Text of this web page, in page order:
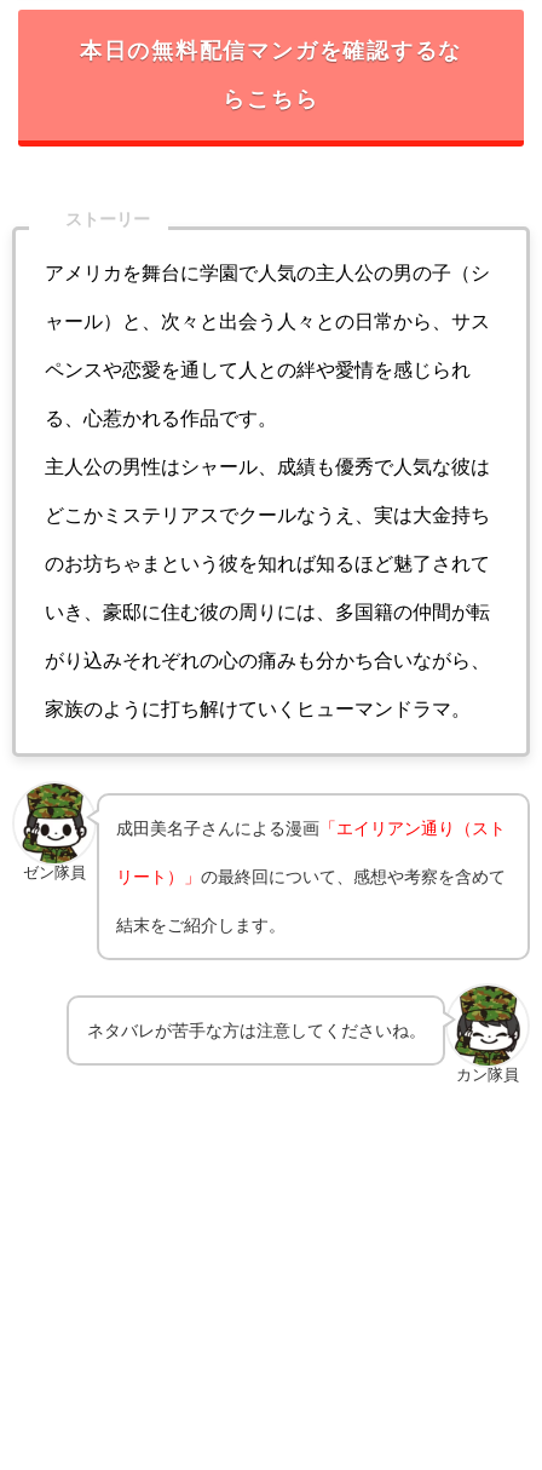
本日の無料配信マンガを確認するな
らこちら
ストーリー
アメリカを舞台に学園で人気の主人公の男の子（シ
ャール）と、次々と出会う人々との日常から、サス
ペンスや恋愛を通して人との絆や愛情を感じられ
る、心惹かれる作品です。
主人公の男性はシャール、成績も優秀で人気な彼は
どこかミステリアスでクールなうえ、実は大金持ち
のお坊ちゃまという彼を知れば知るほど魅了されて
いき、豪邸に住む彼の周りには、多国籍の仲間が転
がり込みそれぞれの心の痛みも分かち合いながら、
家族のように打ち解けていくヒューマンドラマ。
ゼン隊員
成田美名子さんによる漫画 「エイリアン通り（スト
リート）」の最終回について、感想や考察を含めて
結末をご紹介します。
カン隊員
ネタバレが苦手な方は注意してくださいね。